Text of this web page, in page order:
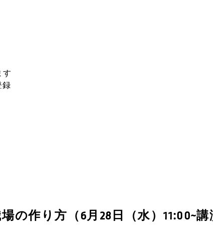
す
録
作り方（6月28日（水）11:00~講